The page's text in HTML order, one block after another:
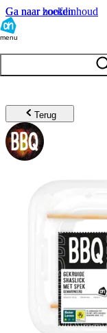
Ga naar hoofdinhoud
Ga naar zoeken
menu
Terug